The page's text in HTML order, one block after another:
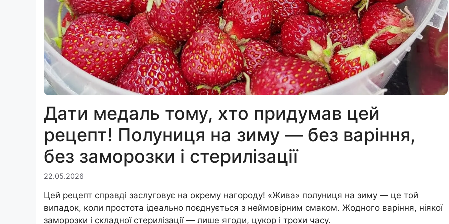
Дати медаль тому, хто придумав цей
рецепт! Полуниця на зиму — без варіння,
без заморозки і стерилізації
22.05.2026
Цей рецепт справді заслуговує на окрему нагороду! «Жива» полуниця на зиму — це той
випадок, коли простота ідеально поєднується з неймовірним смаком. Жодного варіння, ніякої
заморозки і складної стерилізації — лише ягоди, цукор і трохи часу.